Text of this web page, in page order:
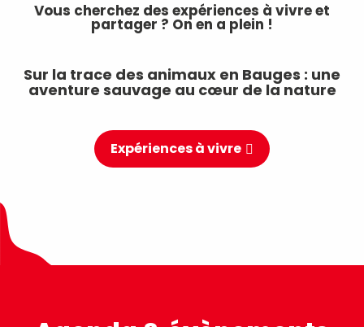
Vous cherchez des expériences à vivre et
partager ? On en a plein !
Sur la trace des animaux en Bauges : une
aventure sauvage au cœur de la nature
Expériences à vivre